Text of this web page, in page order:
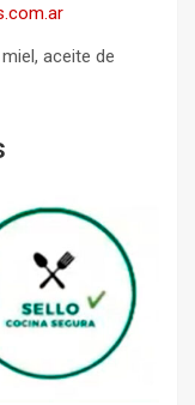
aceite de